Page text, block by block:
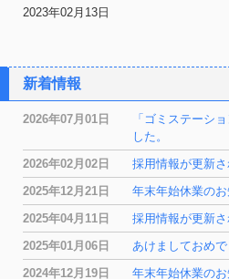
2023年02月13日
新着情報
2026年07月01日
「ゴミステーシ
した。
2026年02月02日
採用情報が更新
2025年12月21日
年末年始休業の
2025年04月11日
採用情報が更新
2025年01月06日
あけましておめ
2024年12月19日
年末年始休業の